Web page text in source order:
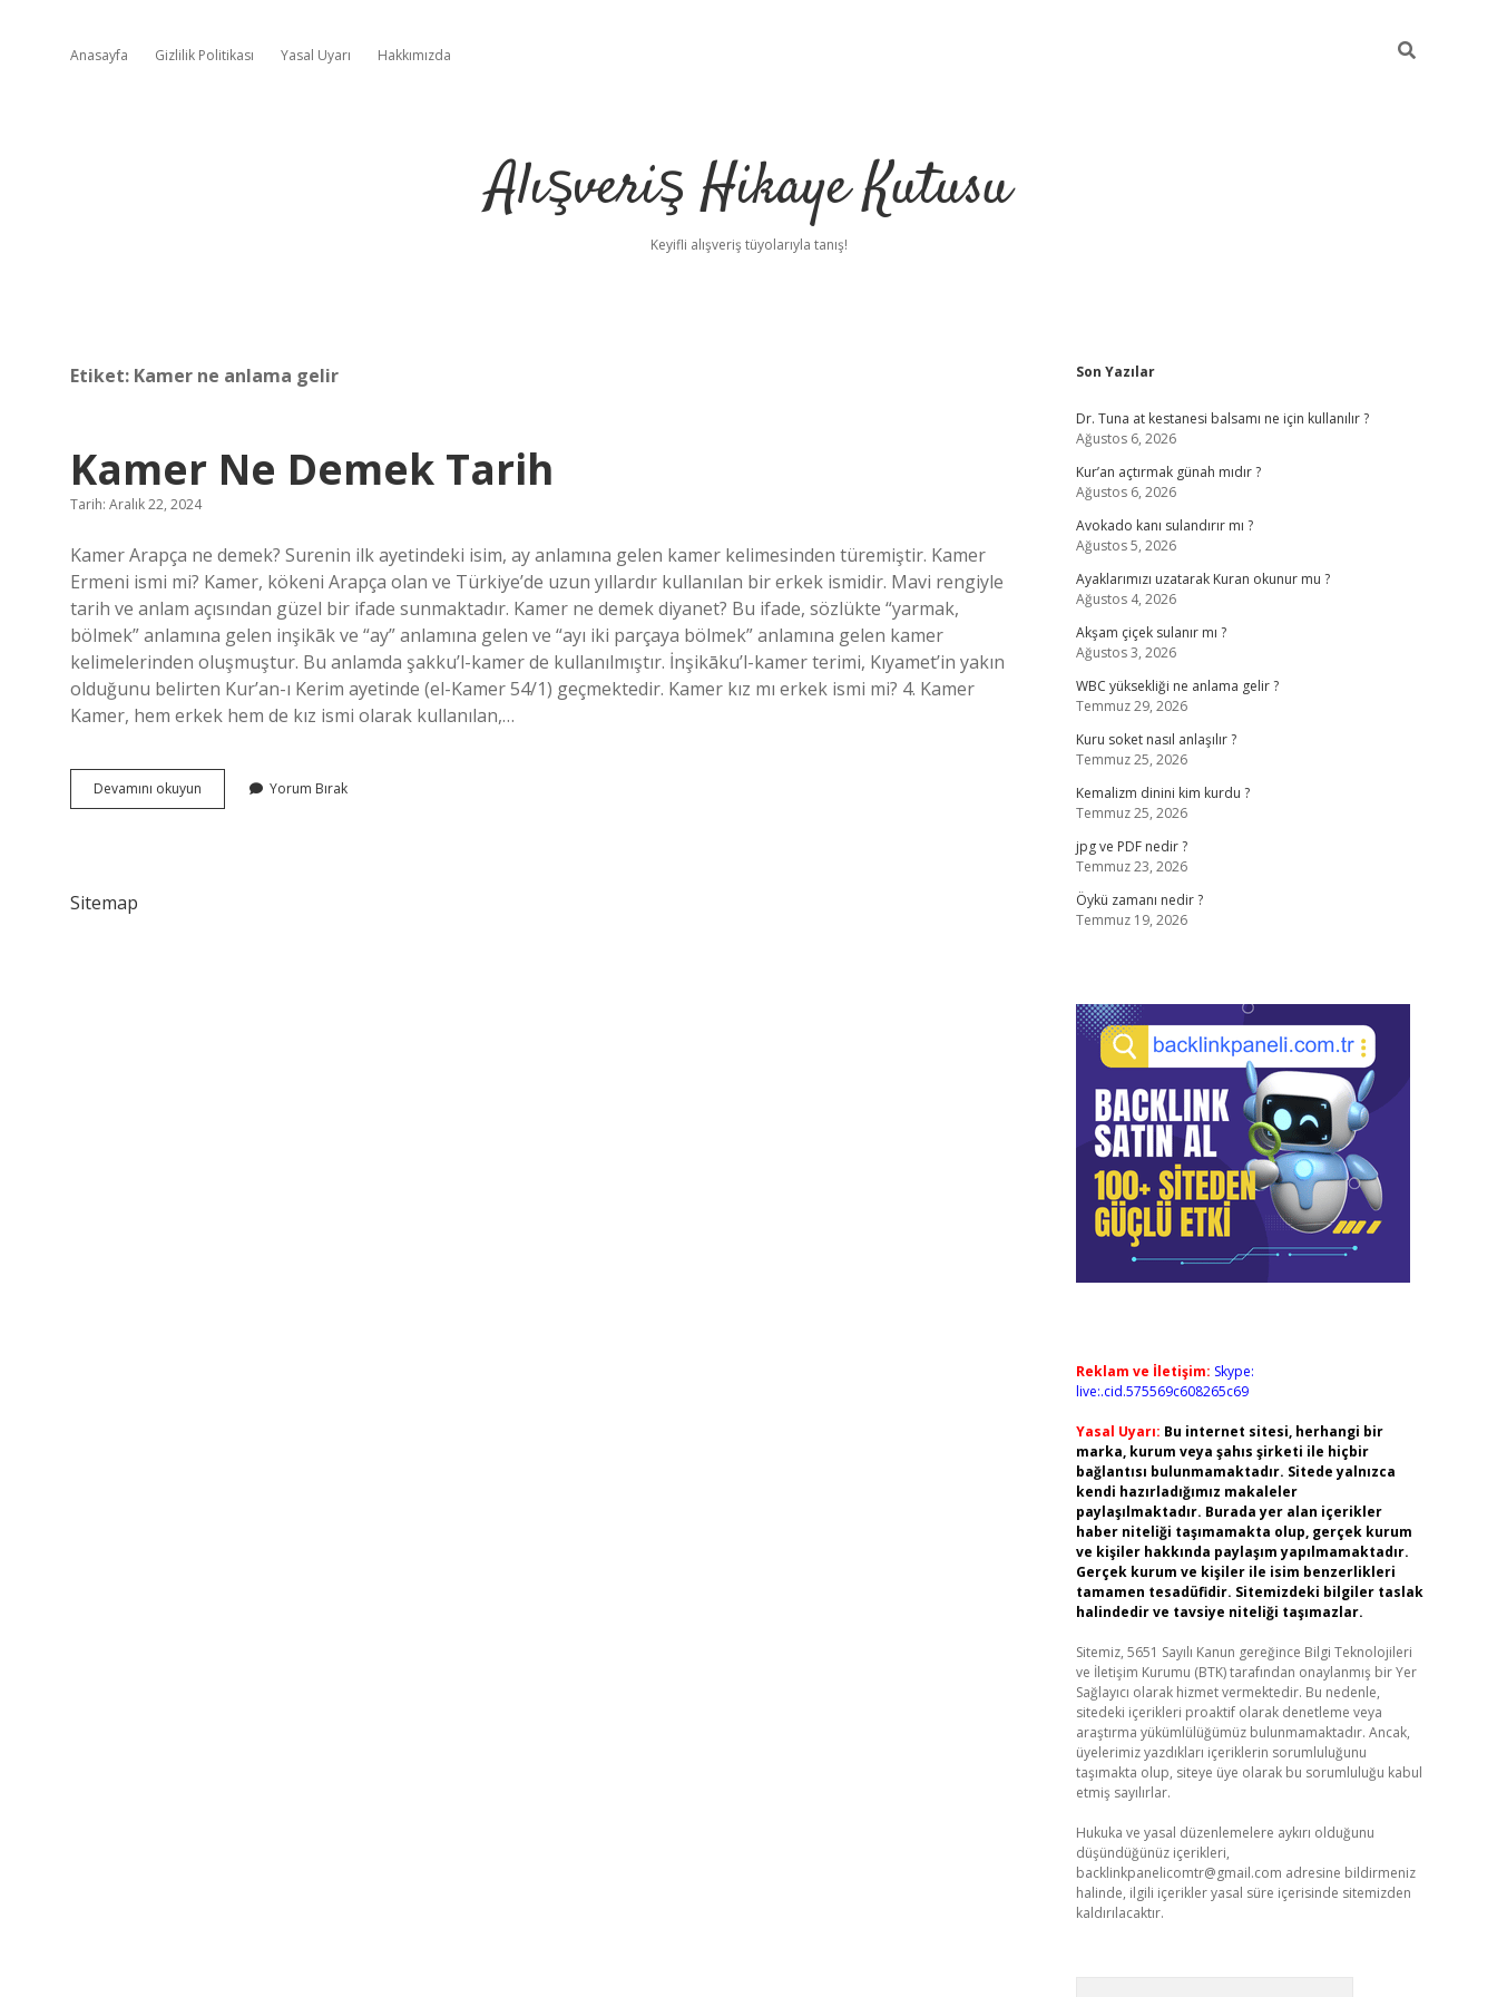
Anasayfa Gizlilik Politikası Yasal Uyarı Hakkımızda
Alışveriş Hikaye Kutusu
Keyifli alışveriş tüyolarıyla tanış!
Etiket: Kamer ne anlama gelir
Kamer Ne Demek Tarih
Tarih: Aralık 22, 2024
Kamer Arapça ne demek? Surenin ilk ayetindeki isim, ay anlamına gelen kamer kelimesinden türemiştir. Kamer
Ermeni ismi mi? Kamer, kökeni Arapça olan ve Türkiye’de uzun yıllardır kullanılan bir erkek ismidir. Mavi rengiyle
tarih ve anlam açısından güzel bir ifade sunmaktadır. Kamer ne demek diyanet? Bu ifade, sözlükte “yarmak,
bölmek” anlamına gelen inşikāk ve “ay” anlamına gelen ve “ayı iki parçaya bölmek” anlamına gelen kamer
kelimelerinden oluşmuştur. Bu anlamda şakku’l-kamer de kullanılmıştır. İnşikāku’l-kamer terimi, Kıyamet’in yakın
olduğunu belirten Kur’an-ı Kerim ayetinde (el-Kamer 54/1) geçmektedir. Kamer kız mı erkek ismi mi? 4. Kamer
Kamer, hem erkek hem de kız ismi olarak kullanılan,…
Devamını okuyun
Ne
Yorum Bırak
Sitemap
Sidebar
Son Yazılar
Dr. Tuna at kestanesi balsamı ne için kullanılır ?
Ağustos 6, 2026
Kur’an açtırmak günah mıdır ?
Ağustos 6, 2026
Avokado kanı sulandırır mı ?
Ağustos 5, 2026
Ayaklarımızı uzatarak Kuran okunur mu ?
Ağustos 4, 2026
Akşam çiçek sulanır mı ?
Ağustos 3, 2026
WBC yüksekliği ne anlama gelir ?
Temmuz 29, 2026
Kuru soket nasıl anlaşılır ?
Temmuz 25, 2026
Kemalizm dinini kim kurdu ?
Temmuz 25, 2026
jpg ve PDF nedir ?
Temmuz 23, 2026
Öykü zamanı nedir ?
Temmuz 19, 2026
Reklam ve İletişim: Skype:
live:.cid.575569c608265c69
Yasal Uyarı: Bu internet sitesi, herhangi bir
marka, kurum veya şahıs şirketi ile hiçbir
bağlantısı bulunmamaktadır. Sitede yalnızca
kendi hazırladığımız makaleler
paylaşılmaktadır. Burada yer alan içerikler
haber niteliği taşımamakta olup, gerçek kurum
ve kişiler hakkında paylaşım yapılmamaktadır.
Gerçek kurum ve kişiler ile isim benzerlikleri
tamamen tesadüfidir. Sitemizdeki bilgiler taslak
halindedir ve tavsiye niteliği taşımazlar.
Sitemiz, 5651 Sayılı Kanun gereğince Bilgi Teknolojileri
ve İletişim Kurumu (BTK) tarafından onaylanmış bir Yer
Sağlayıcı olarak hizmet vermektedir. Bu nedenle,
sitedeki içerikleri proaktif olarak denetleme veya
araştırma yükümlülüğümüz bulunmamaktadır. Ancak,
üyelerimiz yazdıkları içeriklerin sorumluluğunu
taşımakta olup, siteye üye olarak bu sorumluluğu kabul
etmiş sayılırlar.
Hukuka ve yasal düzenlemelere aykırı olduğunu
düşündüğünüz içerikleri,
backlinkpanelicomtr@gmail.com adresine bildirmeniz
halinde, ilgili içerikler yasal süre içerisinde sitemizden
kaldırılacaktır.